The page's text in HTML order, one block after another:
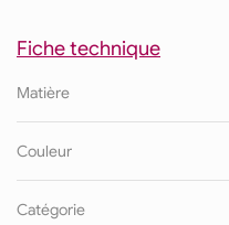
Fiche technique
Matière
Couleur
Catégorie